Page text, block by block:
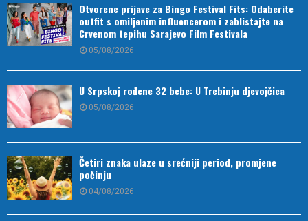
Otvorene prijave za Bingo Festival Fits: Odaberite
outfit s omiljenim influencerom i zablistajte na
Crvenom tepihu Sarajevo Film Festivala
05/08/2026
U Srpskoj rođene 32 bebe: U Trebinju djevojčica
05/08/2026
Četiri znaka ulaze u srećniji period, promjene
počinju
04/08/2026